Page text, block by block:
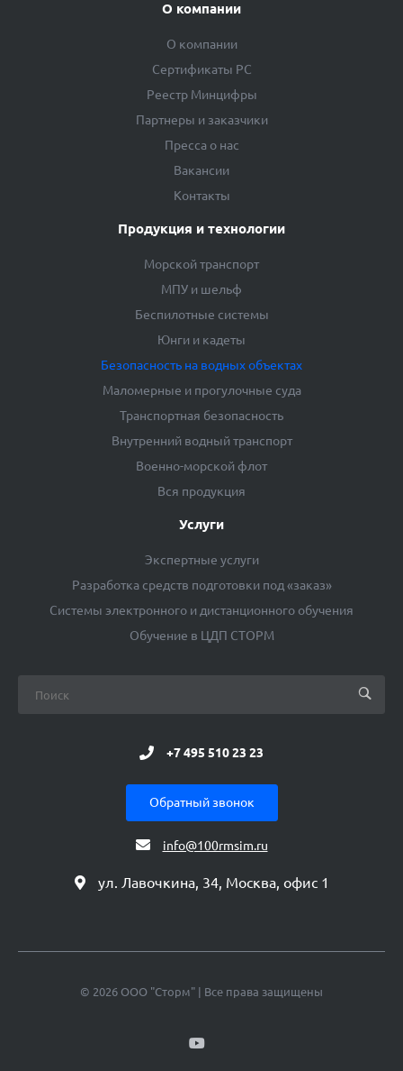
О компании
О компании
Сертификаты РС
Реестр Минцифры
Партнеры и заказчики
Пресса о нас
Вакансии
Контакты
Продукция и технологии
Морской транспорт
МПУ и шельф
Беспилотные системы
Юнги и кадеты
Безопасность на водных объектах
Маломерные и прогулочные суда
Транспортная безопасность
Внутренний водный транспорт
Военно-морской флот
Вся продукция
Услуги
Экспертные услуги
Разработка средств подготовки под «заказ»
Системы электронного и дистанционного обучения
Обучение в ЦДП СТОРМ
+7 495 510 23 23
Обратный звонок
info@100rmsim.ru
ул. Лавочкина, 34, Москва, офис 1
© 2026 ООО "Сторм" | Все права защищены